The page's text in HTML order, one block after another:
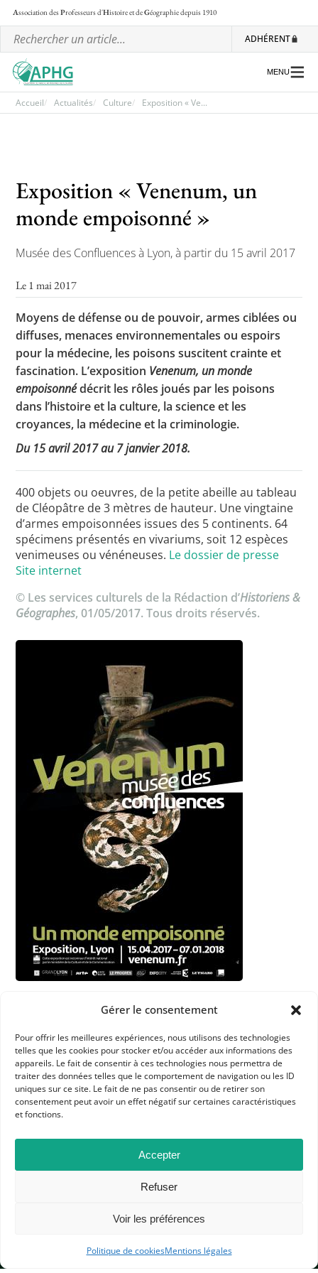
Gérer le consentement
Pour offrir les meilleures expériences, nous utilisons des technologies
telles que les cookies pour stocker et/ou accéder aux informations des
appareils. Le fait de consentir à ces technologies nous permettra de
traiter des données telles que le comportement de navigation ou les ID
uniques sur ce site. Le fait de ne pas consentir ou de retirer son
consentement peut avoir un effet négatif sur certaines caractéristiques
et fonctions.
Accepter
Refuser
Voir les préférences
Politique de cookiesMentions légales
Association desProfesseurs d'Histoire et deGéographiedepuis 1910
ADHÉRENT
Les ateliers nationaux
Communiqués et motions
Lettre d’information de l’APHG
Toutes les actualités
Les rendez-vous de l’APHG
Concours de recrutement
Concours scolaires
Conférences, tables rondes
Critique d’ouvrages publiés
Culture
MENU
Accueil Actualités Culture Exposition « Ve...
Exposition « Venenum, un
monde empoisonné »
Musée des Confluences à Lyon, à partir du 15 avril 2017
Le 1 mai 2017
Moyens de défense ou de pouvoir, armes ciblées ou
diffuses, menaces environnementales ou espoirs
pour la médecine, les poisons suscitent crainte et
fascination. L’exposition Venenum, un monde
empoisonnédécrit les rôles joués par les poisons
dans l’histoire et la culture, la science et les
croyances, la médecine et la criminologie.
Du 15 avril 2017 au 7 janvier 2018.
400 objets ou oeuvres, de la petite abeille au tableau
de Cléopâtre de 3 mètres de hauteur. Une vingtaine
d’armes empoisonnées issues des 5 continents. 64
spécimens présentés en vivariums, soit 12 espèces
venimeuses ou vénéneuses. Le dossier de presse
Site internet
© Les services culturels de la Rédaction d’Historiens &
Géographes, 01/05/2017. Tous droits réservés.
Dans les catégories
ACTUALITÉS
CULTURE L'APHG VOUS SIGNALE
APHG
Association des professeurs d'histoire et géographie
+ 33 0(1) 42 33 62 37
BP 6541 – 75065 Paris Cedex 02